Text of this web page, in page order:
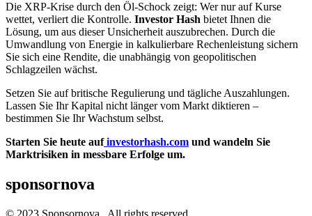
Die XRP-Krise durch den Öl-Schock zeigt: Wer nur auf Kurse
wettet, verliert die Kontrolle. Investor Hash bietet Ihnen die
Lösung, um aus dieser Unsicherheit auszubrechen. Durch die
Umwandlung von Energie in kalkulierbare Rechenleistung sichern
Sie sich eine Rendite, die unabhängig von geopolitischen
Schlagzeilen wächst.
Setzen Sie auf britische Regulierung und tägliche Auszahlungen.
Lassen Sie Ihr Kapital nicht länger vom Markt diktieren –
bestimmen Sie Ihr Wachstum selbst.
Starten Sie heute auf investorhash.com und wandeln Sie
Marktrisiken in messbare Erfolge um.
sponsornova